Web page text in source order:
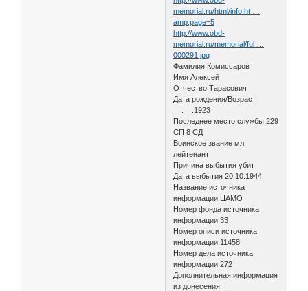
memorial.ru/html/info.ht …
amp;page=5
http://www.obd-
memorial.ru/memorial/ful …
000291.jpg
Фамилия Комиссаров
Имя Алексей
Отчество Тарасович
Дата рождения/Возраст
__.__.1923
Последнее место службы 229
СП 8 СД
Воинское звание мл.
лейтенант
Причина выбытия убит
Дата выбытия 20.10.1944
Название источника
информации ЦАМО
Номер фонда источника
информации 33
Номер описи источника
информации 11458
Номер дела источника
информации 272
Дополнительная информация
из донесения: